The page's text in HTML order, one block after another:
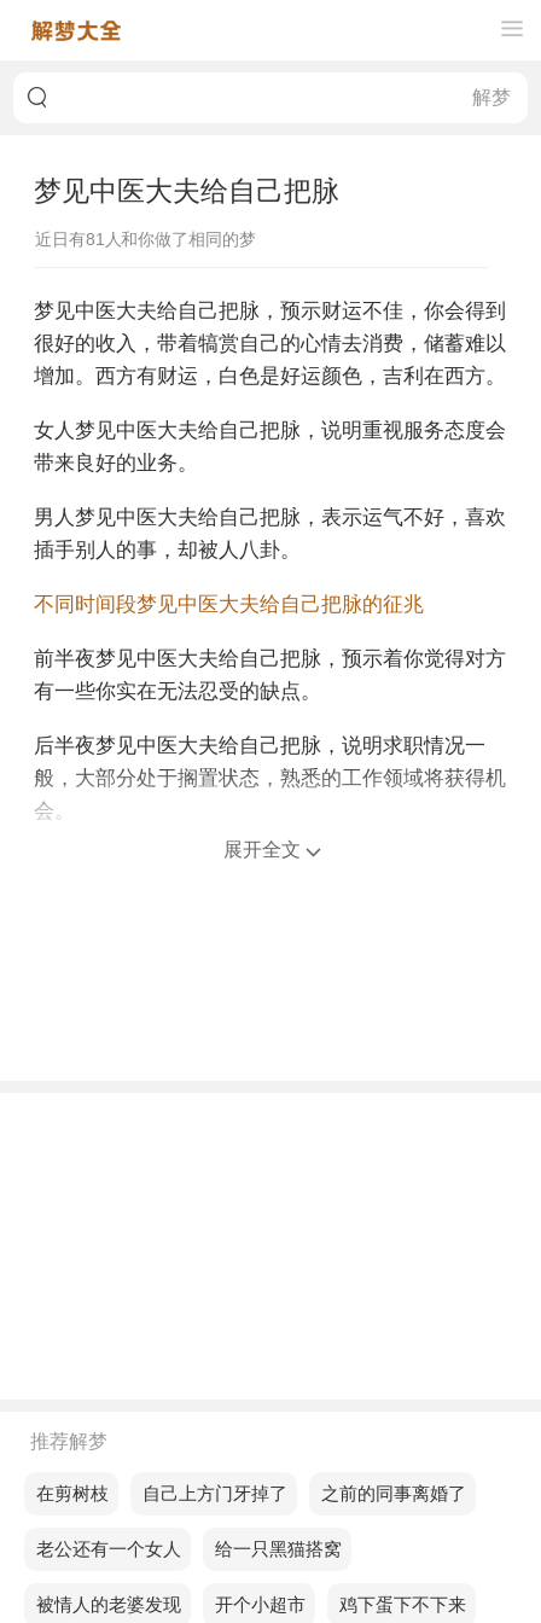
梦见中医大夫给自己把脉
近日有81 人和你做了相同的梦
梦见中医大夫给自己把脉，预示财运不佳，你会得到
很好的收入，带着犒赏自己的心情去消费，储蓄难以
增加。西方有财运，白色是好运颜色，吉利在西方。
女人梦见中医大夫给自己把脉，说明重视服务态度会
带来良好的业务。
男人梦见中医大夫给自己把脉，表示运气不好，喜欢
插手别人的事，却被人八卦。
不同时间段梦见中医大夫给自己把脉的征兆
前半夜梦见中医大夫给自己把脉，预示着你觉得对方
有一些你实在无法忍受的缺点。
后半夜梦见中医大夫给自己把脉，说明求职情况一
般，大部分处于搁置状态，熟悉的工作领域将获得机
会。
上午梦见中医大夫给自己把脉，预示你在事业上会被
不同的人梦见中医大夫给自己把脉预示着什么？
单身的人梦见中医大夫给自己把脉，预示状态不佳，
责任，也可能因此被解雇，所以要提前做好准备。
恋爱的人梦见中医大夫给自己把脉，预示财务状况良
展开全文
推荐解梦
梦见在剪树枝梦见自己上方门牙掉了 梦见之前的同事离婚了
梦见老公还有一个女人 梦见给一只黑猫搭窝
梦见被情人的老婆发现梦见开个小超市梦见鸡下蛋下不下来